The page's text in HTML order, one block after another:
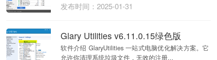
发布时间：2025-01-31
Glary Utilities v6.11.0.15绿色版
软件介绍 GlaryUtilities 一站式电脑优化解决方案。它
允许你清理系统垃圾文件，无效的注册...